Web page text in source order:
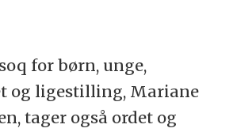
for børn, unge,
og ligestilling, Mariane
tager også ordet og